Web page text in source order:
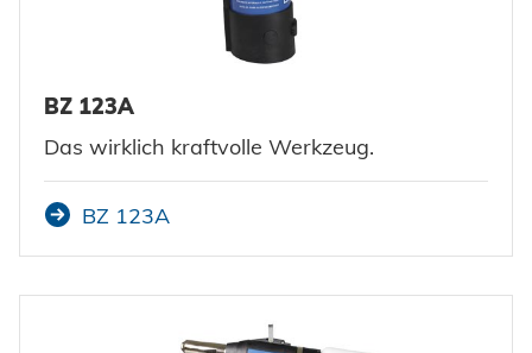
BZ 123A
Das wirklich kraftvolle Werkzeug.
BZ 123A